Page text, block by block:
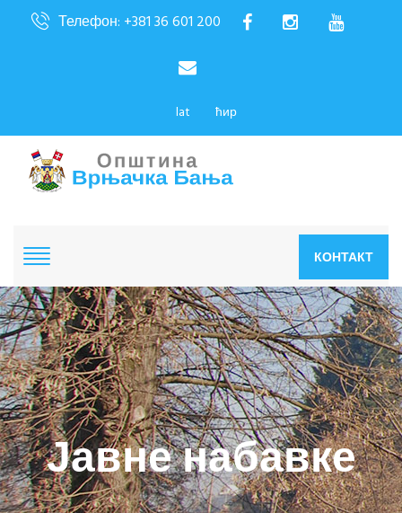
Телефон: +381 36 601 200
lat ћир
КОНТАКТ
Јавне набавке